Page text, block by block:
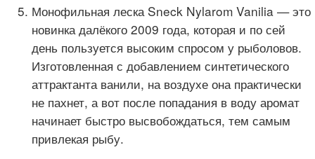
Монофильная леска Sneck Nylarom Vanilia — это
новинка далёкого 2009 года, которая и по сей
день пользуется высоким спросом у рыболовов.
Изготовленная с добавлением синтетического
аттрактанта ванили, на воздухе она практически
не пахнет, а вот после попадания в воду аромат
начинает быстро высвобождаться, тем самым
привлекая рыбу.